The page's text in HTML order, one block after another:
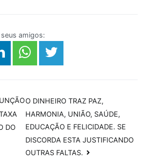
amigos:
DO
O DINHEIRO TRAZ PAZ,
HARMONIA, UNIÃO, SAÚDE,
EDUCAÇÃO E FELICIDADE. SE
DISCORDA ESTA JUSTIFICANDO
OUTRAS FALTAS.